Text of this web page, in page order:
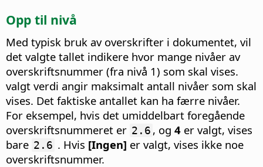
Opp til nivå
Med typisk bruk av overskrifter i dokumentet, vil
det valgte tallet indikere hvor mange nivåer av
overskriftsnummer (fra nivå 1) som skal vises.
valgt verdi angir maksimalt antall nivåer som skal
vises. Det faktiske antallet kan ha færre nivåer.
For eksempel, hvis det umiddelbart foregående
overskriftsnummeret er 2.6 , og 4 er valgt, vises
bare 2.6 . Hvis [Ingen] er valgt, vises ikke noe
overskriftsnummer.